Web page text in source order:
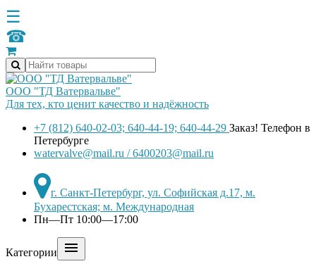
☰
☎
ООО "ТД Ватервальве"
Для тех, кто ценит качество и надёжность
+7 (812) 640-02-03; 640-44-19; 640-44-29 Заказ! Телефон в
Петербурге
watervalve@mail.ru / 6400203@mail.ru
г. Санкт-Петербург, ул. Софийская д.17, м.
Бухарестская; м. Международная
Пн—Пт 10:00—17:00
Категории 